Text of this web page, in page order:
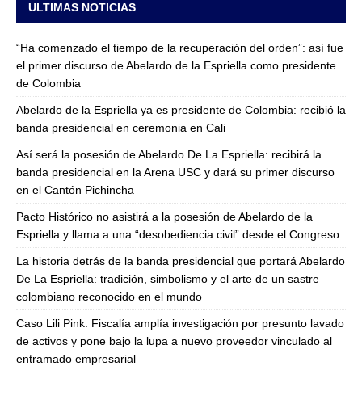
ULTIMAS NOTICIAS
“Ha comenzado el tiempo de la recuperación del orden”: así fue
el primer discurso de Abelardo de la Espriella como presidente
de Colombia
Abelardo de la Espriella ya es presidente de Colombia: recibió la
banda presidencial en ceremonia en Cali
Así será la posesión de Abelardo De La Espriella: recibirá la
banda presidencial en la Arena USC y dará su primer discurso
en el Cantón Pichincha
Pacto Histórico no asistirá a la posesión de Abelardo de la
Espriella y llama a una “desobediencia civil” desde el Congreso
La historia detrás de la banda presidencial que portará Abelardo
De La Espriella: tradición, simbolismo y el arte de un sastre
colombiano reconocido en el mundo
Caso Lili Pink: Fiscalía amplía investigación por presunto lavado
de activos y pone bajo la lupa a nuevo proveedor vinculado al
entramado empresarial